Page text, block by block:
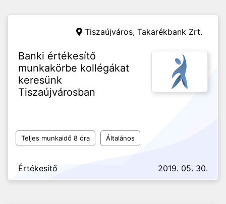
Tiszaújváros, Takarékbank Zrt.
Banki értékesítő
munkakörbe kollégákat
keresünk
Tiszaújvárosban
Teljes munkaidő 8 óra Általános
Értékesítő 2019. 05. 30.